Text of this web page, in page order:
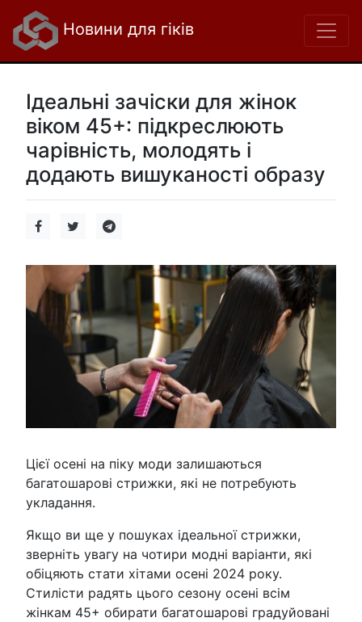
Новини для гіків
Ідеальні зачіски для жінок
віком 45+: підкреслюють
чарівність, молодять і
додають вишуканості образу
Цієї осені на піку моди залишаються
багатошарові стрижки, які не потребують
укладання.
Якщо ви ще у пошуках ідеальної стрижки,
зверніть увагу на чотири модні варіанти, які
обіцяють стати хітами осені 2024 року.
Стилісти радять цього сезону осені всім
жінкам 45+ обирати багатошарові градуйовані